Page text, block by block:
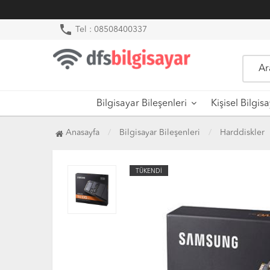
phone Tel : 08508400337
Bilgisayar Bileşenleri Kişisel
Anasayfa Bilgisayar Bileşenleri Harddiskler
TÜKENDİ